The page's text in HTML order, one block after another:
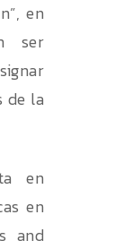
en
ser
de la
en
en
and